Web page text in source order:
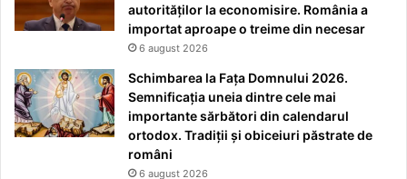
autorităților la economisire. România a
importat aproape o treime din necesar
6 august 2026
Schimbarea la Fața Domnului 2026.
Semnificația uneia dintre cele mai
importante sărbători din calendarul
ortodox. Tradiții și obiceiuri păstrate de
români
6 august 2026